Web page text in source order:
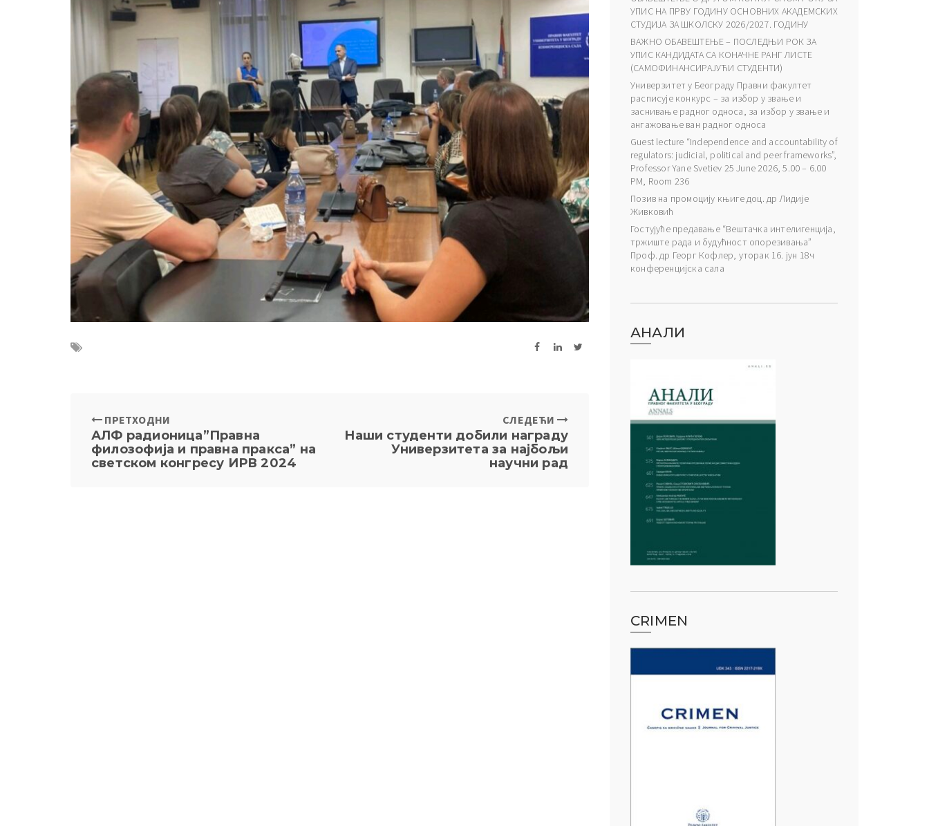
ПРЕТХОДНИ
АЛФ радионица”Правна
филозофија и правна пракса” на
светском конгресу ИРВ 2024
СЛЕДЕЋИ
Наши студенти добили награду
Универзитета за најбољи
научни рад
УПИС НА ПРВУ ГОДИНУ ОСНОВНИХ АКАДЕМСКИХ
СТУДИЈА ЗА ШКОЛСКУ 2026/2027. ГОДИНУ
ВАЖНО ОБАВЕШТЕЊЕ – ПОСЛЕДЊИ РОК ЗА
УПИС КАНДИДАТА СА КОНАЧНЕ РАНГ ЛИСТЕ
(САМОФИНАНСИРАЈУЋИ СТУДЕНТИ)
Универзитет у Београду Правни факултет
расписује конкурс – за избор у звање и
заснивање радног односа, за избор у звање и
ангажовање ван радног односа
Guest lecture “Independence and accountability of
regulators: judicial, political and peer frameworks”,
Professor Yane Svetiev 25 June 2026, 5.00 – 6.00
PM, Room 236
Позив на промоцију књиге доц. др Лидије
Живковић
Гостујуће предавање “Вештачка интелигенција,
тржиште рада и будућност опорезивања”
Проф. др Георг Кофлер, уторак 16. јун 18ч
конференцијска сала
АНАЛИ
CRIMEN